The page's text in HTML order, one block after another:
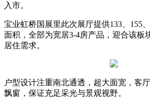
入市。
宝业虹桥国展里此次展厅提供133、155
面积，全部为宽居3-4房产品，迎合该板
居住需求。
户型设计注重南北通透，超大面宽，客
飘窗，保证充足采光与景观视野。